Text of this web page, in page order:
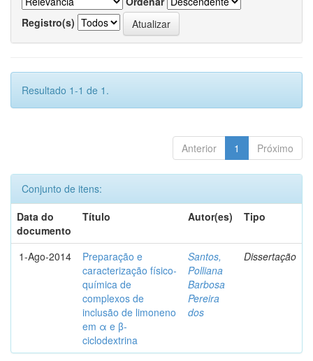
Registro(s)
Resultado 1-1 de 1.
Anterior 1 Próximo
Conjunto de itens:
Data do
documento
Título Autor(es) Tipo
1-Ago-2014
Preparação e
caracterização físico-
química de
complexos de
inclusão de limoneno
em α e β-
ciclodextrina
Santos,
Polliana
Barbosa
Pereira
dos
Dissertação